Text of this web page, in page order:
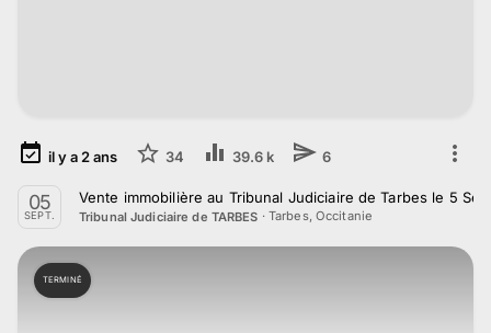
il y a 2ans 34 39.6 k 6
05
SEPT.
Vente immobilière au Tribunal Judiciaire de Tarbes le 5
Tribunal Judiciaire de TARBES · Tarbes, Occitanie
TERMINÉ